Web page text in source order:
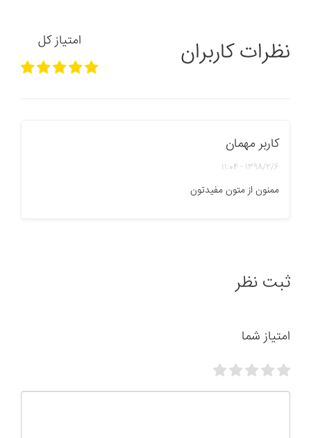
نظرات کاربران امتیاز کل
کاربر مهمان
1398/2/6 - 11:04
ممنون از متون مفیدتون
ثبت نظر
امتیاز شما